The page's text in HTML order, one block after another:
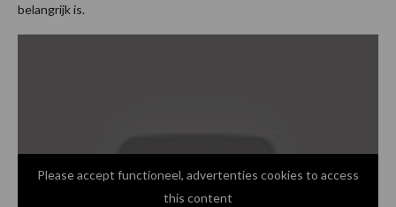
belangrijk is.
Please accept functioneel, advertenties cookies to access
this content